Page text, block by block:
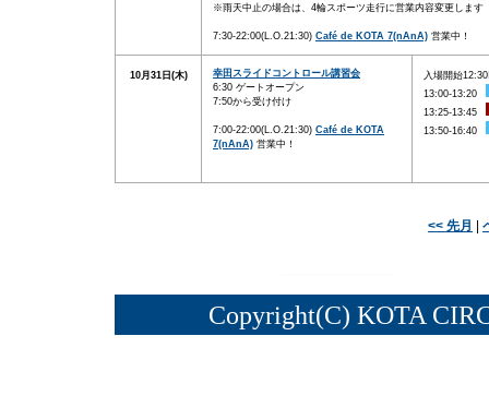
※雨天中止の場合は、4輪スポーツ走行に営業内容変更します
7:30-22:00(L.O.21:30) Café de KOTA 7(nAnA) 営業中！
10月31日(木)
幸田スライドコントロール講習会
6:30 ゲートオープン
7:50から受け付け
7:00-22:00(L.O.21:30) Café de KOTA
7(nAnA) 営業中！
入場開始
13:00-13:20
13:25-13:45
13:50-16:40
<< 先月
Copyright(C) KOTA